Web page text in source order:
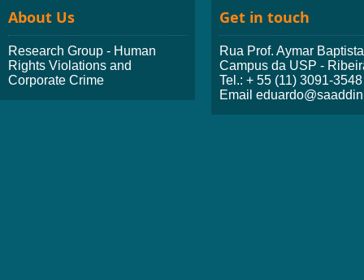
About Us
Research Group - Human
Rights Violations and
Corporate Crime
Get in touch
Rua Prof. Aymar
Campus da USP -
Tel.: + 55 (11) 3091-3548
Email